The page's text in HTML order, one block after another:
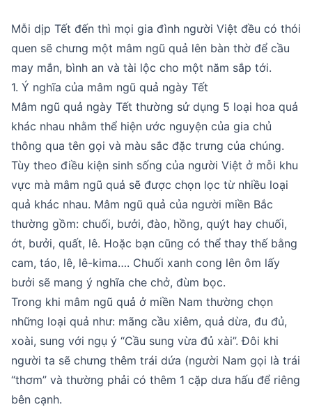
Mỗi dịp Tết đến thì mọi gia đình người Việt đều có thói
quen sẽ chưng một mâm ngũ quả lên bàn thờ để cầu
may mắn, bình an và tài lộc cho một năm sắp tới.
1. Ý nghĩa của mâm ngũ quả ngày Tết
Mâm ngũ quả ngày Tết thường sử dụng 5 loại hoa quả
khác nhau nhằm thể hiện ước nguyện của gia chủ
thông qua tên gọi và màu sắc đặc trưng của chúng.
Tùy theo điều kiện sinh sống của người Việt ở mỗi khu
vực mà mâm ngũ quả sẽ được chọn lọc từ nhiều loại
quả khác nhau. Mâm ngũ quả của người miền Bắc
thường gồm: chuối, bưởi, đào, hồng, quýt hay chuối,
ớt, bưởi, quất, lê. Hoặc bạn cũng có thể thay thế bằng
cam, táo, lê, lê-kima…. Chuối xanh cong lên ôm lấy
bưởi sẽ mang ý nghĩa che chở, đùm bọc.
Trong khi mâm ngũ quả ở miền Nam thường chọn
những loại quả như: mãng cầu xiêm, quả dừa, đu đủ,
xoài, sung với ngụ ý “Cầu sung vừa đủ xài”. Đôi khi
người ta sẽ chưng thêm trái dứa (người Nam gọi là trái
“thơm” và thường phải có thêm 1 cặp dưa hấu để riêng
bên cạnh.